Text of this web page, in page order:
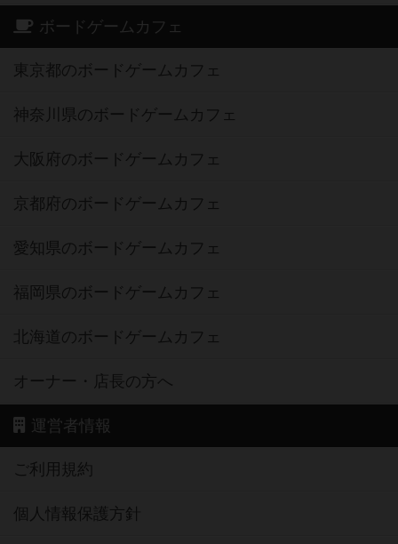
ボードゲームカフェ
東京都のボードゲームカフェ
神奈川県のボードゲームカフェ
大阪府のボードゲームカフェ
京都府のボードゲームカフェ
愛知県のボードゲームカフェ
福岡県のボードゲームカフェ
北海道のボードゲームカフェ
オーナー・店長の方へ
運営者情報
ご利用規約
個人情報保護方針